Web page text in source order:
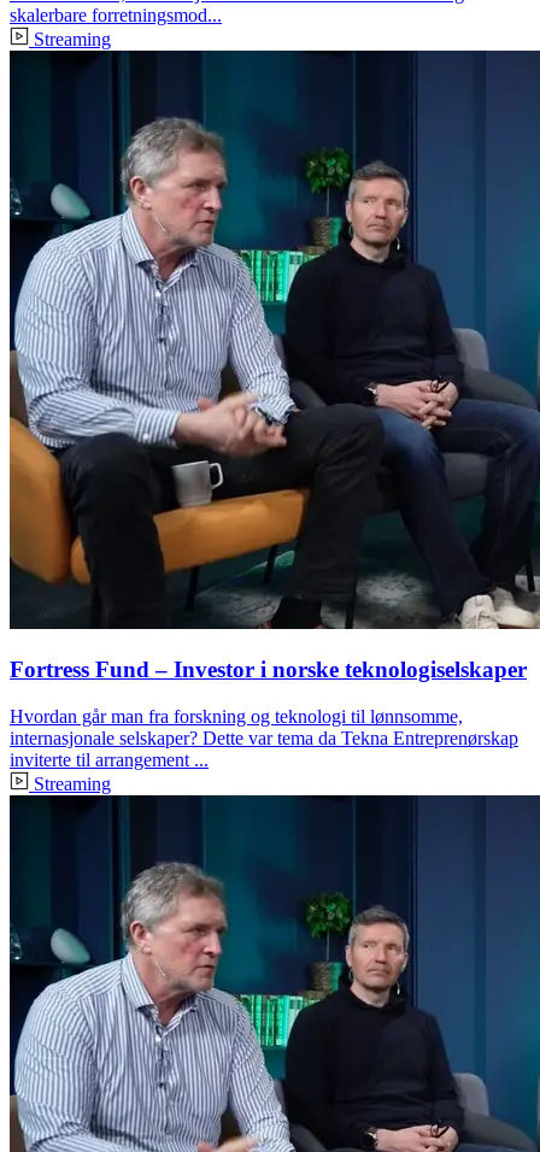
skalerbare forretningsmod...
Streaming
Fortress Fund – Investor i norske teknologiselskaper
Hvordan går man fra forskning og teknologi til lønnsomme,
internasjonale selskaper? Dette var tema da Tekna Entreprenørskap
inviterte til arrangement ...
Streaming